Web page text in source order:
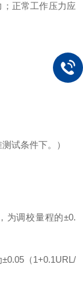
正常工作压力应
试条件下。）
校量程的±0.
（1+0.1URL/